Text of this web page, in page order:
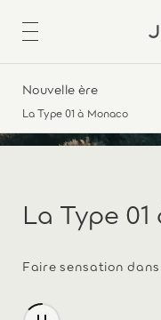
Nouvelle ère
La Type 01 à Monaco
La Type
Faire sensation